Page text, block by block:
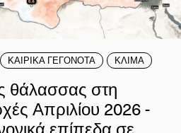
ΚΑΙΡΙΚΑ ΓΕΓΟΝΟΤΑ ΚΛΙΜΑ
θάλασσας στη
Απριλίου 2026 -